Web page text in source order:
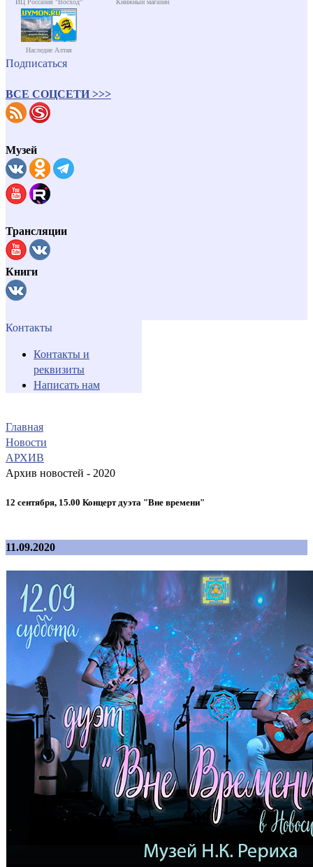
Наследие Алтая
Подписаться
ВСЕ СОЦСЕТИ >>>
Музей
Трансляции
Книги
Контакты
Контакты и
реквизиты
Написать нам
Главная
Новости
АРХИВ
Архив новостей - 2020
12 сентября, 15.00 Концерт дуэта "Вне времени"
11.09.2020